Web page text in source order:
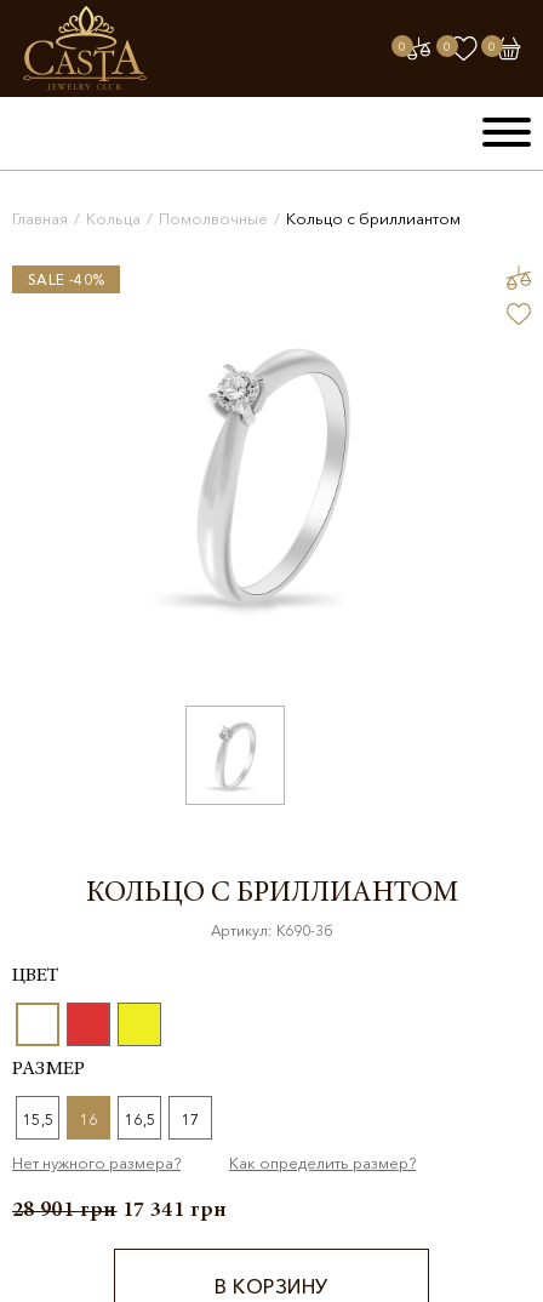
0 0 0
Главная / Кольца / Помолвочные / Кольцо с бриллиантом
SALE -40%
КОЛЬЦО С БРИЛЛИАНТОМ
Артикул: К690-3б
ЦВЕТ
РАЗМЕР
15,5 16 16,5 17
Нет нужного размера? Как определить размер?
28 901грн 17 341 грн
В КОРЗИНУ